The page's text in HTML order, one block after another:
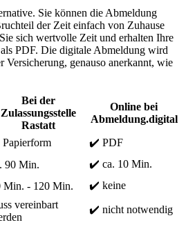
Sie können die Abmeldung
der Zeit einfach von Zuhause
sich wertvolle Zeit und erhalten Ihre
PDF. Die digitale Abmeldung wird
Versicherung, genauso anerkannt, wie
Bei der
Zulassungsstelle
Rastatt
Online bei
Abmeldung.digital
✔️ PDF
90 Min.
✔️ ca. 10 Min.
Min. - 120 Min. ✔️ keine
vereinbart
✔️ nicht notwendig